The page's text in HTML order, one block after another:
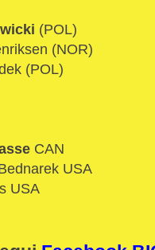
(POL)
(NOR)
(POL)
CAN
USA
USA